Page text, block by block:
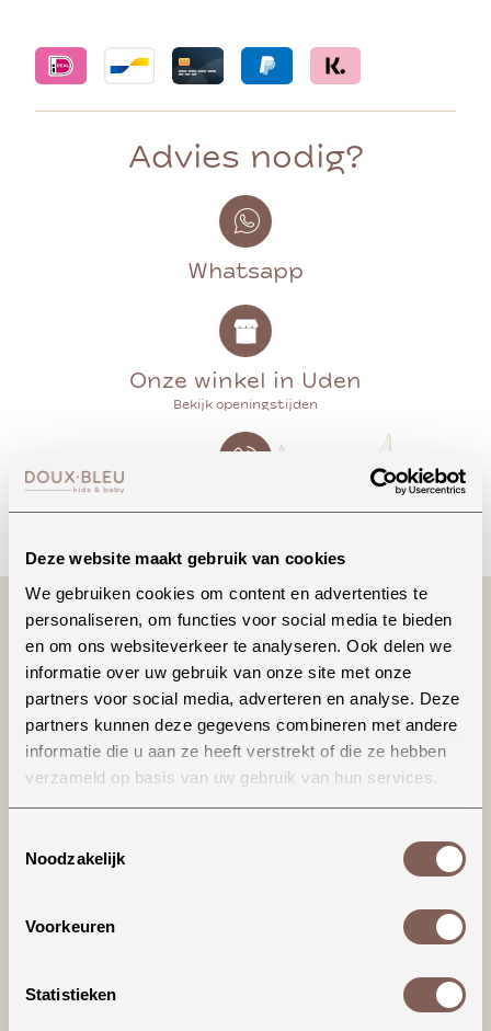
Deze website maakt gebruik van cookies
We gebruiken cookies om content en advertenties te
personaliseren, om functies voor social media te bieden
en om ons websiteverkeer te analyseren. Ook delen we
informatie over uw gebruik van onze site met onze
partners voor social media, adverteren en analyse. Deze
partners kunnen deze gegevens combineren met andere
informatie die u aan ze heeft verstrekt of die ze hebben
verzameld op basis van uw gebruik van hun services.
Noodzakelijk
Voorkeuren
Statistieken
Advies nodig?
Whatsapp
Onze winkel in Uden
Bekijk openingstijden
Bellen
Productinformatie